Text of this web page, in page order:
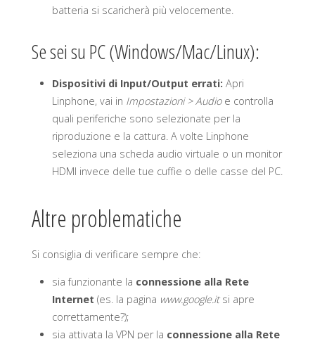
batteria si scaricherà più velocemente.
Se sei su PC (Windows/Mac/Linux):
Dispositivi di Input/Output errati: Apri
Linphone, vai in Impostazioni > Audioe controlla
quali periferiche sono selezionate per la
riproduzione e la cattura. A volte Linphone
seleziona una scheda audio virtuale o un monitor
HDMI invece delle tue cuffie o delle casse del PC.
Altre problematiche
Si consiglia di verificare sempre che:
sia funzionante la connessione alla Rete
Internet (es. la pagina www.google.itsi apre
correttamente?);
sia attivata la VPN per la connessione alla Rete